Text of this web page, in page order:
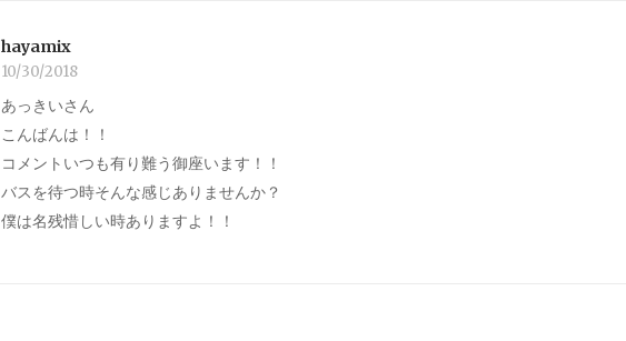
hayamix
10/30/2018
あっきいさん
こんばんは！！
コメントいつも有り難う御座います！！
バスを待つ時そんな感じありませんか？
僕は名残惜しい時ありますよ！！